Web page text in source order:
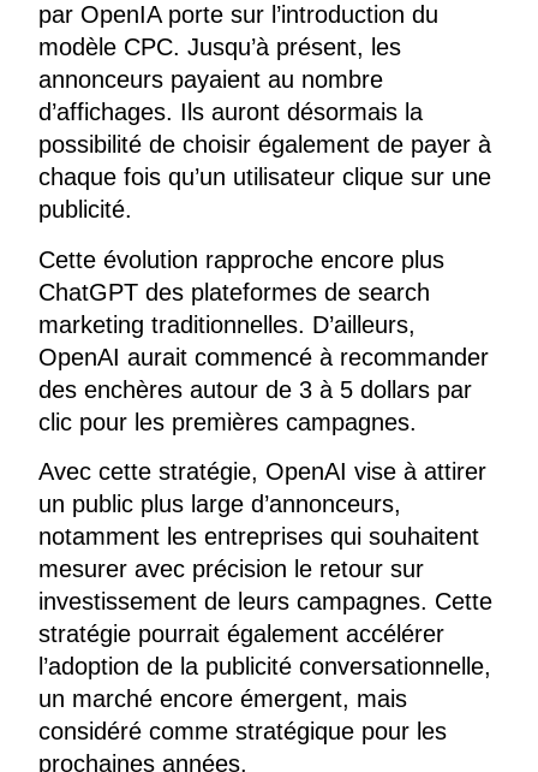
par OpenIA porte sur l’introduction du
modèle CPC. Jusqu’à présent, les
annonceurs payaient au nombre
d’affichages. Ils auront désormais la
possibilité de choisir également de payer à
chaque fois qu’un utilisateur clique sur une
publicité.
Cette évolution rapproche encore plus
ChatGPT des plateformes de search
marketing traditionnelles. D’ailleurs,
OpenAI aurait commencé à recommander
des enchères autour de 3 à 5 dollars par
clic pour les premières campagnes.
Avec cette stratégie, OpenAI vise à attirer
un public plus large d’annonceurs,
notamment les entreprises qui souhaitent
mesurer avec précision le retour sur
investissement de leurs campagnes. Cette
stratégie pourrait également accélérer
l’adoption de la publicité conversationnelle,
un marché encore émergent, mais
considéré comme stratégique pour les
prochaines années.